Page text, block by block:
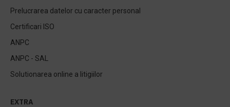
Prelucrarea datelor cu caracter personal
Certificari ISO
ANPC
ANPC - SAL
Solutionarea online a litigiilor
EXTRA